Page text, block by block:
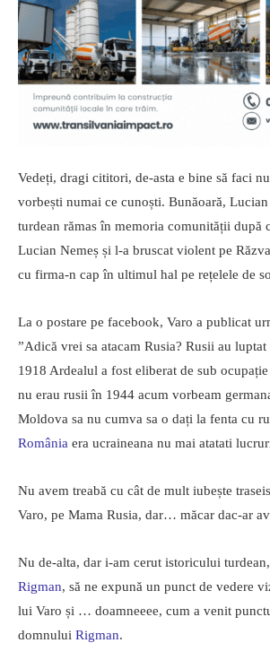
Vedeți, dragi cititori, de-asta e bine să faci
vorbești numai ce cunoști. Bunăoară,
turdean rămas în memoria comunității după
Lucian Nemeș și l-a bruscat violent pe
cu firma-n cap în ultimul hal pe rețelele de
La o postare pe facebook, Varo a publicat
”Adică vrei sa atacam Rusia? Rusii au
1918 Ardealul a fost eliberat de sub
nu erau rusii în 1944 acum vorbeam
Moldova sa nu cumva sa o dați la fenta cu
România era ucraineana nu mai atatati
Nu avem treabă cu cât de mult iubește
Varo, pe Mama Rusia, dar… măcar dac-ar
Nu de-alta, dar i-am cerut istoricului turdean,
Rigman, să ne expună un punct de vedere
lui Varo și … doamneeee, cum a venit
domnului Rigman.